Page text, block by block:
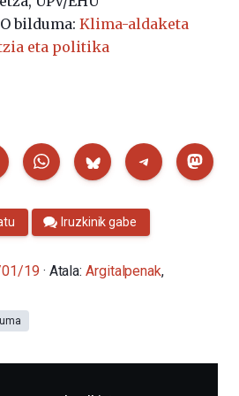
bilduma: Klima-aldaketa
eta politika
Iruzkinik gabe
19 · Atala:Argitalpenak,